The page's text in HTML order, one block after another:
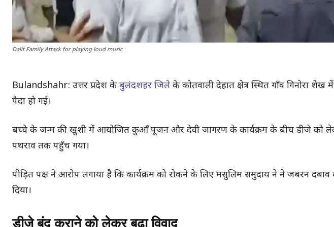
Dalit Family Attack for playing loud music
Bulandshahr: उत्तर प्रदेश के बुलंदशहर जिले के कोतवाली देहात क्षेत्र स्थित गाँव गिनोरा शेख
पैदा हो गई।
बच्चे के जन्म की खुशी में आयोजित कुआँ पूजन और देवी जागरण के कार्यक्रम के बीच डीजे को
पथराव तक पहुँच गया।
पीड़ित पक्ष ने आरोप लगाया है कि कार्यक्रम को रोकने के लिए मसुलिम समुदाय ने ने जबरन
दिया।
डीजे बंद कराने को लेकर बढ़ा विवाद